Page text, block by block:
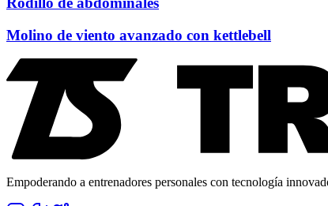
Molino de viento avanzado con kettlebell
Empoderando a entrenadores personales con tecnología